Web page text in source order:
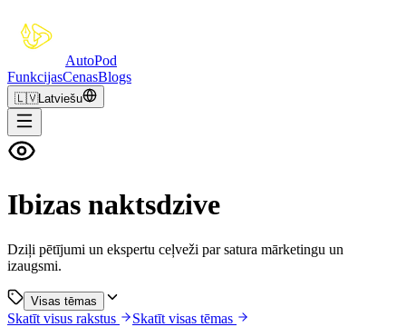
AutoPod
FunkcijasCenasBlogs
🇱🇻Latviešu
Ibizas naktsdzive
Dziļi pētījumi un ekspertu ceļveži par satura mārketingu un
izaugsmi.
Visas tēmas
Skatīt visus rakstus
Skatīt visas tēmas